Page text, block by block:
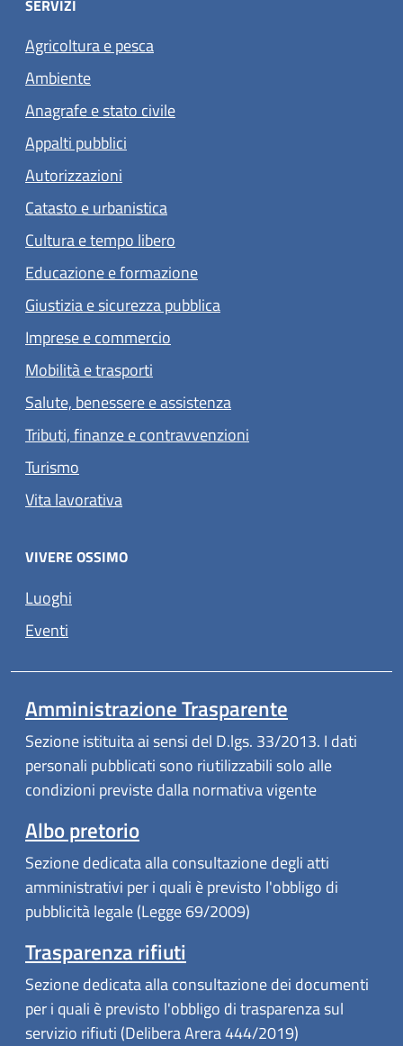
SERVIZI
Agricoltura e pesca
Ambiente
Anagrafe e stato civile
Appalti pubblici
Autorizzazioni
Catasto e urbanistica
Cultura e tempo libero
Educazione e formazione
Giustizia e sicurezza pubblica
Imprese e commercio
Mobilità e trasporti
Salute, benessere e assistenza
Tributi, finanze e contravvenzioni
Turismo
Vita lavorativa
VIVERE OSSIMO
Luoghi
Eventi
Amministrazione Trasparente
Sezione istituita ai sensi del D.lgs. 33/2013. I dati
personali pubblicati sono riutilizzabili solo alle
condizioni previste dalla normativa vigente
Albo pretorio
Sezione dedicata alla consultazione degli atti
amministrativi per i quali è previsto l'obbligo di
pubblicità legale (Legge 69/2009)
Trasparenza rifiuti
Sezione dedicata alla consultazione dei documenti
per i quali è previsto l'obbligo di trasparenza sul
servizio rifiuti (Delibera Arera 444/2019)